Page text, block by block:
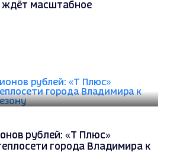
ждёт масштабное
рублей: «Т Плюс»
города Владимира к